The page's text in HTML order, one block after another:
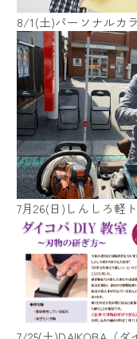
8/1(土)パーソナルカ
7月26(日)しんしろ軽